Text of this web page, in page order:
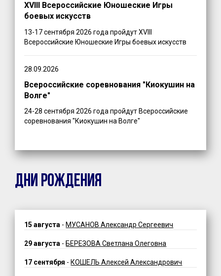
XVIII Всероссийские Юношеские Игры
боевых искусств
13-17 сентября 2026 года пройдут XVIII
Всероссийские Юношеские Игры боевых искусств
28.09.2026
Всероссийские соревнования "Киокушин на
Волге"
24-28 сентября 2026 года пройдут Всероссийские
соревнования "Киокушин на Волге"
ДНИ РОЖДЕНИЯ
15 августа -МУСАНОВ Александр Сергеевич
29 августа - БЕРЕЗОВА Светлана Олеговна
17 сентября - КОШЕЛЬ Алексей Александрович